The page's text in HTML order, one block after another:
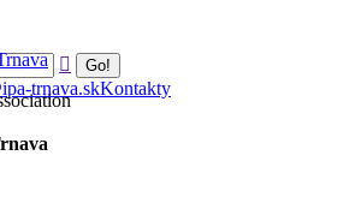
trnava.skKontakty